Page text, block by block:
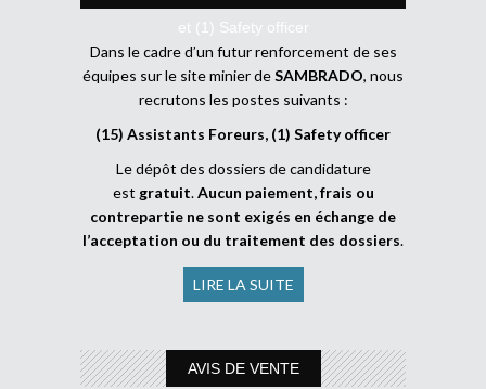
et (1) Safety officer
Dans le cadre d’un futur renforcement de ses
équipes sur le site minier deSAMBRADO, nous
recrutons les postes suivants :
(15) Assistants Foreurs, (1) Safety officer
Le dépôt des dossiers de candidature
est gratuit.Aucun paiement, frais ou
contrepartie ne sont exigés en échange de
l’acceptation ou du traitement des dossiers.
LIRE LA SUITE
AVIS DE VENTE